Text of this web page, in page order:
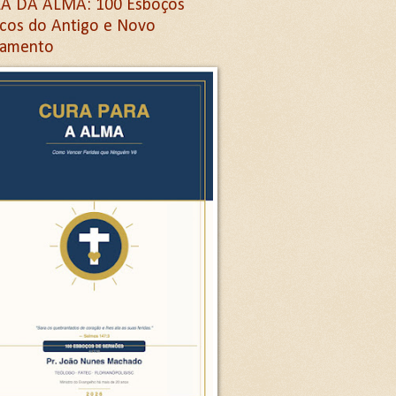
G
G
G
letra G
DA ALMA: 100 Esboços
do Antigo e Novo